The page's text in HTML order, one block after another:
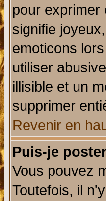
pour exprimer
signifie
emoticons
utiliser
illisible et un
supprimer
Revenir en
Puis-je
Vous pouvez
Toutefois, il